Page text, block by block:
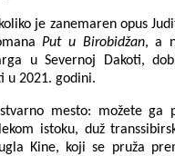
je zanemaren opus
Put u Birobidžan, a
u Severnoj Dakoti,
u 2021. godini.
mesto: možete
istoku, duž
Kine, koji se pruža